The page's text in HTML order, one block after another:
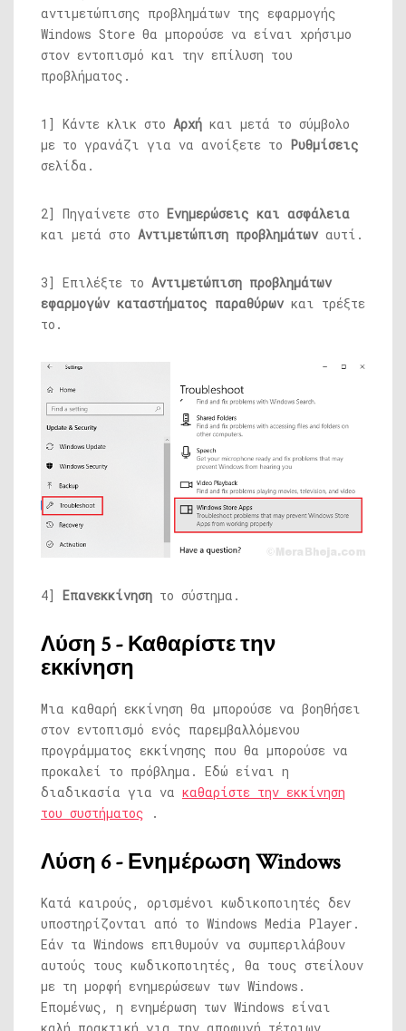
αντιμετώπισης προβλημάτων της εφαρμογής
Windows Store θα μπορούσε να είναι χρήσιμο
στον εντοπισμό και την επίλυση του
προβλήματος.
1] Κάντε κλικ στο Αρχή και μετά το σύμβολο
με το γρανάζι για να ανοίξετε το Ρυθμίσεις
σελίδα.
2] Πηγαίνετε στο Ενημερώσεις και ασφάλεια
και μετά στο Αντιμετώπιση προβλημάτων αυτί.
3] Επιλέξτε το Αντιμετώπιση προβλημάτων
εφαρμογών καταστήματος παραθύρων και τρέξτε
το.
4] Επανεκκίνηση το σύστημα.
Λύση 5 - Καθαρίστε την
εκκίνηση
Μια καθαρή εκκίνηση θα μπορούσε να βοηθήσει
στον εντοπισμό ενός παρεμβαλλόμενου
προγράμματος εκκίνησης που θα μπορούσε να
προκαλεί το πρόβλημα. Εδώ είναι η
διαδικασία για να καθαρίστε την εκκίνηση
του συστήματος
.
Λύση 6 - Ενημέρωση Windows
Κατά καιρούς, ορισμένοι κωδικοποιητές δεν
υποστηρίζονται από το Windows Media Player.
Εάν τα Windows επιθυμούν να συμπεριλάβουν
αυτούς τους κωδικοποιητές, θα τους στείλουν
με τη μορφή ενημερώσεων των Windows.
Επομένως, η ενημέρωση των Windows είναι